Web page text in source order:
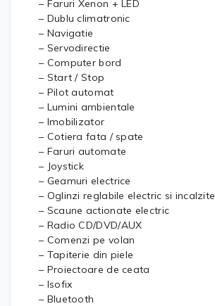
– Faruri Xenon + LED
– Dublu climatronic
– Navigatie
– Servodirectie
– Computer bord
– Start / Stop
– Pilot automat
– Lumini ambientale
– Imobilizator
– Cotiera fata / spate
– Faruri automate
– Joystick
– Geamuri electrice
– Oglinzi reglabile electric si incalzite
– Scaune actionate electric
– Radio CD/DVD/AUX
– Comenzi pe volan
– Tapiterie din piele
– Proiectoare de ceata
– Isofix
– Bluetooth